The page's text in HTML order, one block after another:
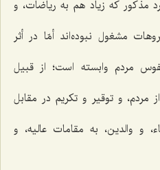
مذكور كه‌ زياد هم به رياضات، و
مشغول نبوده‌اند أمّا در أثر
مردم وابسته است؛ از قبيل
مردم، و توقير و تكريم در مقابل
و والدين، به مقامات عاليه، و